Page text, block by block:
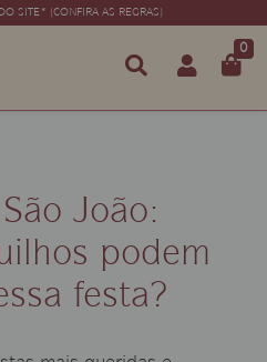
SITE* (CONFIRA AS REGRAS)
0
João:
podem
festa?